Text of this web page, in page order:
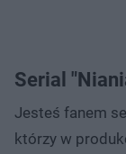
Serial
Jesteś fanem
którzy w